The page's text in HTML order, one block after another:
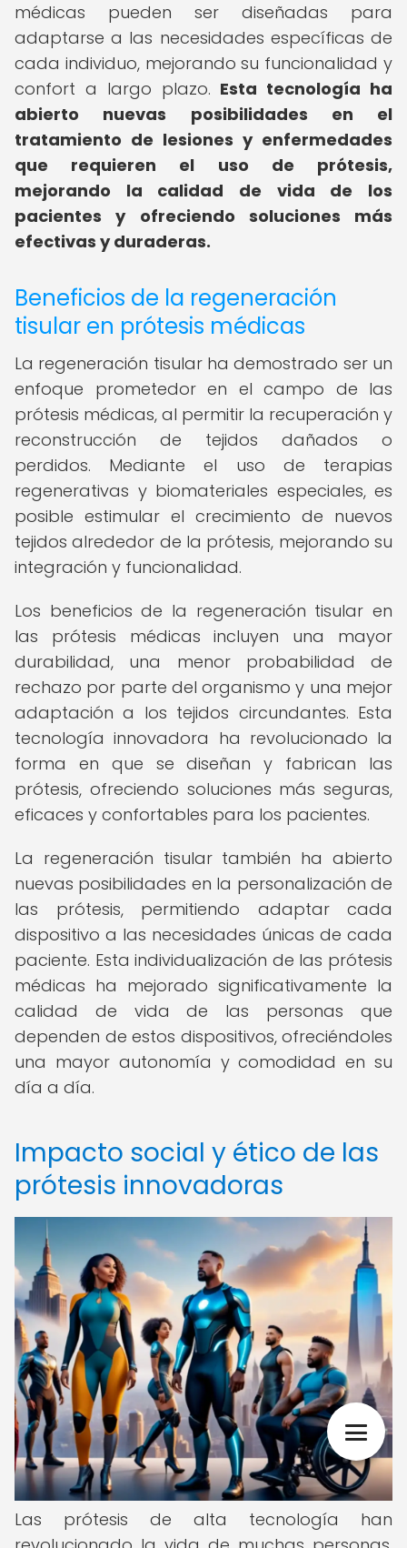
médicas pueden ser diseñadas para
adaptarse a las necesidades específicas de
cada individuo, mejorando su funcionalidad y
confort a largo plazo. Esta tecnología ha
abierto nuevas posibilidades en el
tratamiento de lesiones y enfermedades
que requieren el uso de prótesis,
mejorando la calidad de vida de los
pacientes y ofreciendo soluciones más
efectivas y duraderas.
Beneficios de la regeneración
tisular en prótesis médicas
La regeneración tisular ha demostrado ser un
enfoque prometedor en el campo de las
prótesis médicas, al permitir la recuperación y
reconstrucción de tejidos dañados o
perdidos. Mediante el uso de terapias
regenerativas y biomateriales especiales, es
posible estimular el crecimiento de nuevos
tejidos alrededor de la prótesis, mejorando su
integración y funcionalidad.
Los beneficios de la regeneración tisular en
las prótesis médicas incluyen una mayor
durabilidad, una menor probabilidad de
rechazo por parte del organismo y una mejor
adaptación a los tejidos circundantes. Esta
tecnología innovadora ha revolucionado la
forma en que se diseñan y fabrican las
prótesis, ofreciendo soluciones más seguras,
eficaces y confortables para los pacientes.
La regeneración tisular también ha abierto
nuevas posibilidades en la personalización de
las prótesis, permitiendo adaptar cada
dispositivo a las necesidades únicas de cada
paciente. Esta individualización de las prótesis
médicas ha mejorado significativamente la
calidad de vida de las personas que
dependen de estos dispositivos, ofreciéndoles
una mayor autonomía y comodidad en su
día a día.
Impacto social y ético de las
prótesis innovadoras
Las prótesis de alta tecnología han